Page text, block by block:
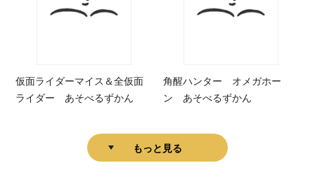
仮面ライダーマイス＆全仮面
ライダー あそべるずかん
角醒ハンター オメガホー
ン あそべるずかん
もっと見る